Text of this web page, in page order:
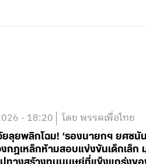
- 18:20 โดย พรรคเพื่อไทย
ลุยพลิกโฉม! ‘รองนายกฯ ยศชนั
ฎเหล็กห้ามสอบแข่งขันเด็กเล็ก มุ่